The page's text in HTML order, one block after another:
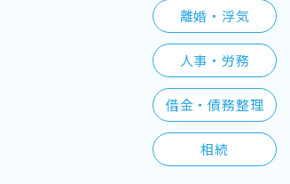
離婚・浮気
人事・労務
借金・債務整理
相続